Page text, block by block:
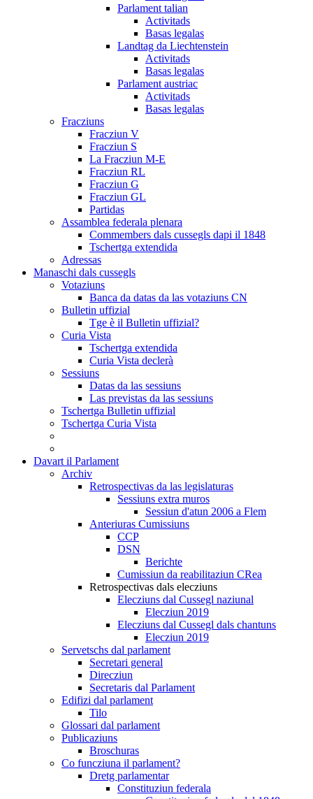
Parlament talian
Activitads
Basas legalas
Landtag da Liechtenstein
Activitads
Basas legalas
Parlament austriac
Activitads
Basas legalas
Fracziuns
Fracziun V
Fracziun S
La Fracziun M-E
Fracziun RL
Fracziun G
Fracziun GL
Partidas
Assamblea federala plenara
Commembers dals cussegls dapi il 1848
Tschertga extendida
Adressas
Manaschi dals cussegls
Votaziuns
Banca da datas da las votaziuns CN
Bulletin uffizial
Tge è il Bulletin uffizial?
Curia Vista
Tschertga extendida
Curia Vista declerà
Sessiuns
Datas da las sessiuns
Las previstas da las sessiuns
Tschertga Bulletin uffizial
Tschertga Curia Vista
Davart il Parlament
Archiv
Retrospectivas da las legislaturas
Sessiuns extra muros
Sessiun d'atun 2006 a Flem
Anteriuras Cumissiuns
CCP
DSN
Berichte
Cumissiun da reabilitaziun CRea
Retrospectivas dals elecziuns
Elecziuns dal Cussegl naziunal
Elecziun 2019
Elecziuns dal Cussegl dals chantuns
Elecziun 2019
Servetschs dal parlament
Secretari general
Direcziun
Secretaris dal Parlament
Edifizi dal parlament
Tilo
Glossari dal parlament
Publicaziuns
Broschuras
Co funcziuna il parlament?
Dretg parlamentar
Constituziun federala